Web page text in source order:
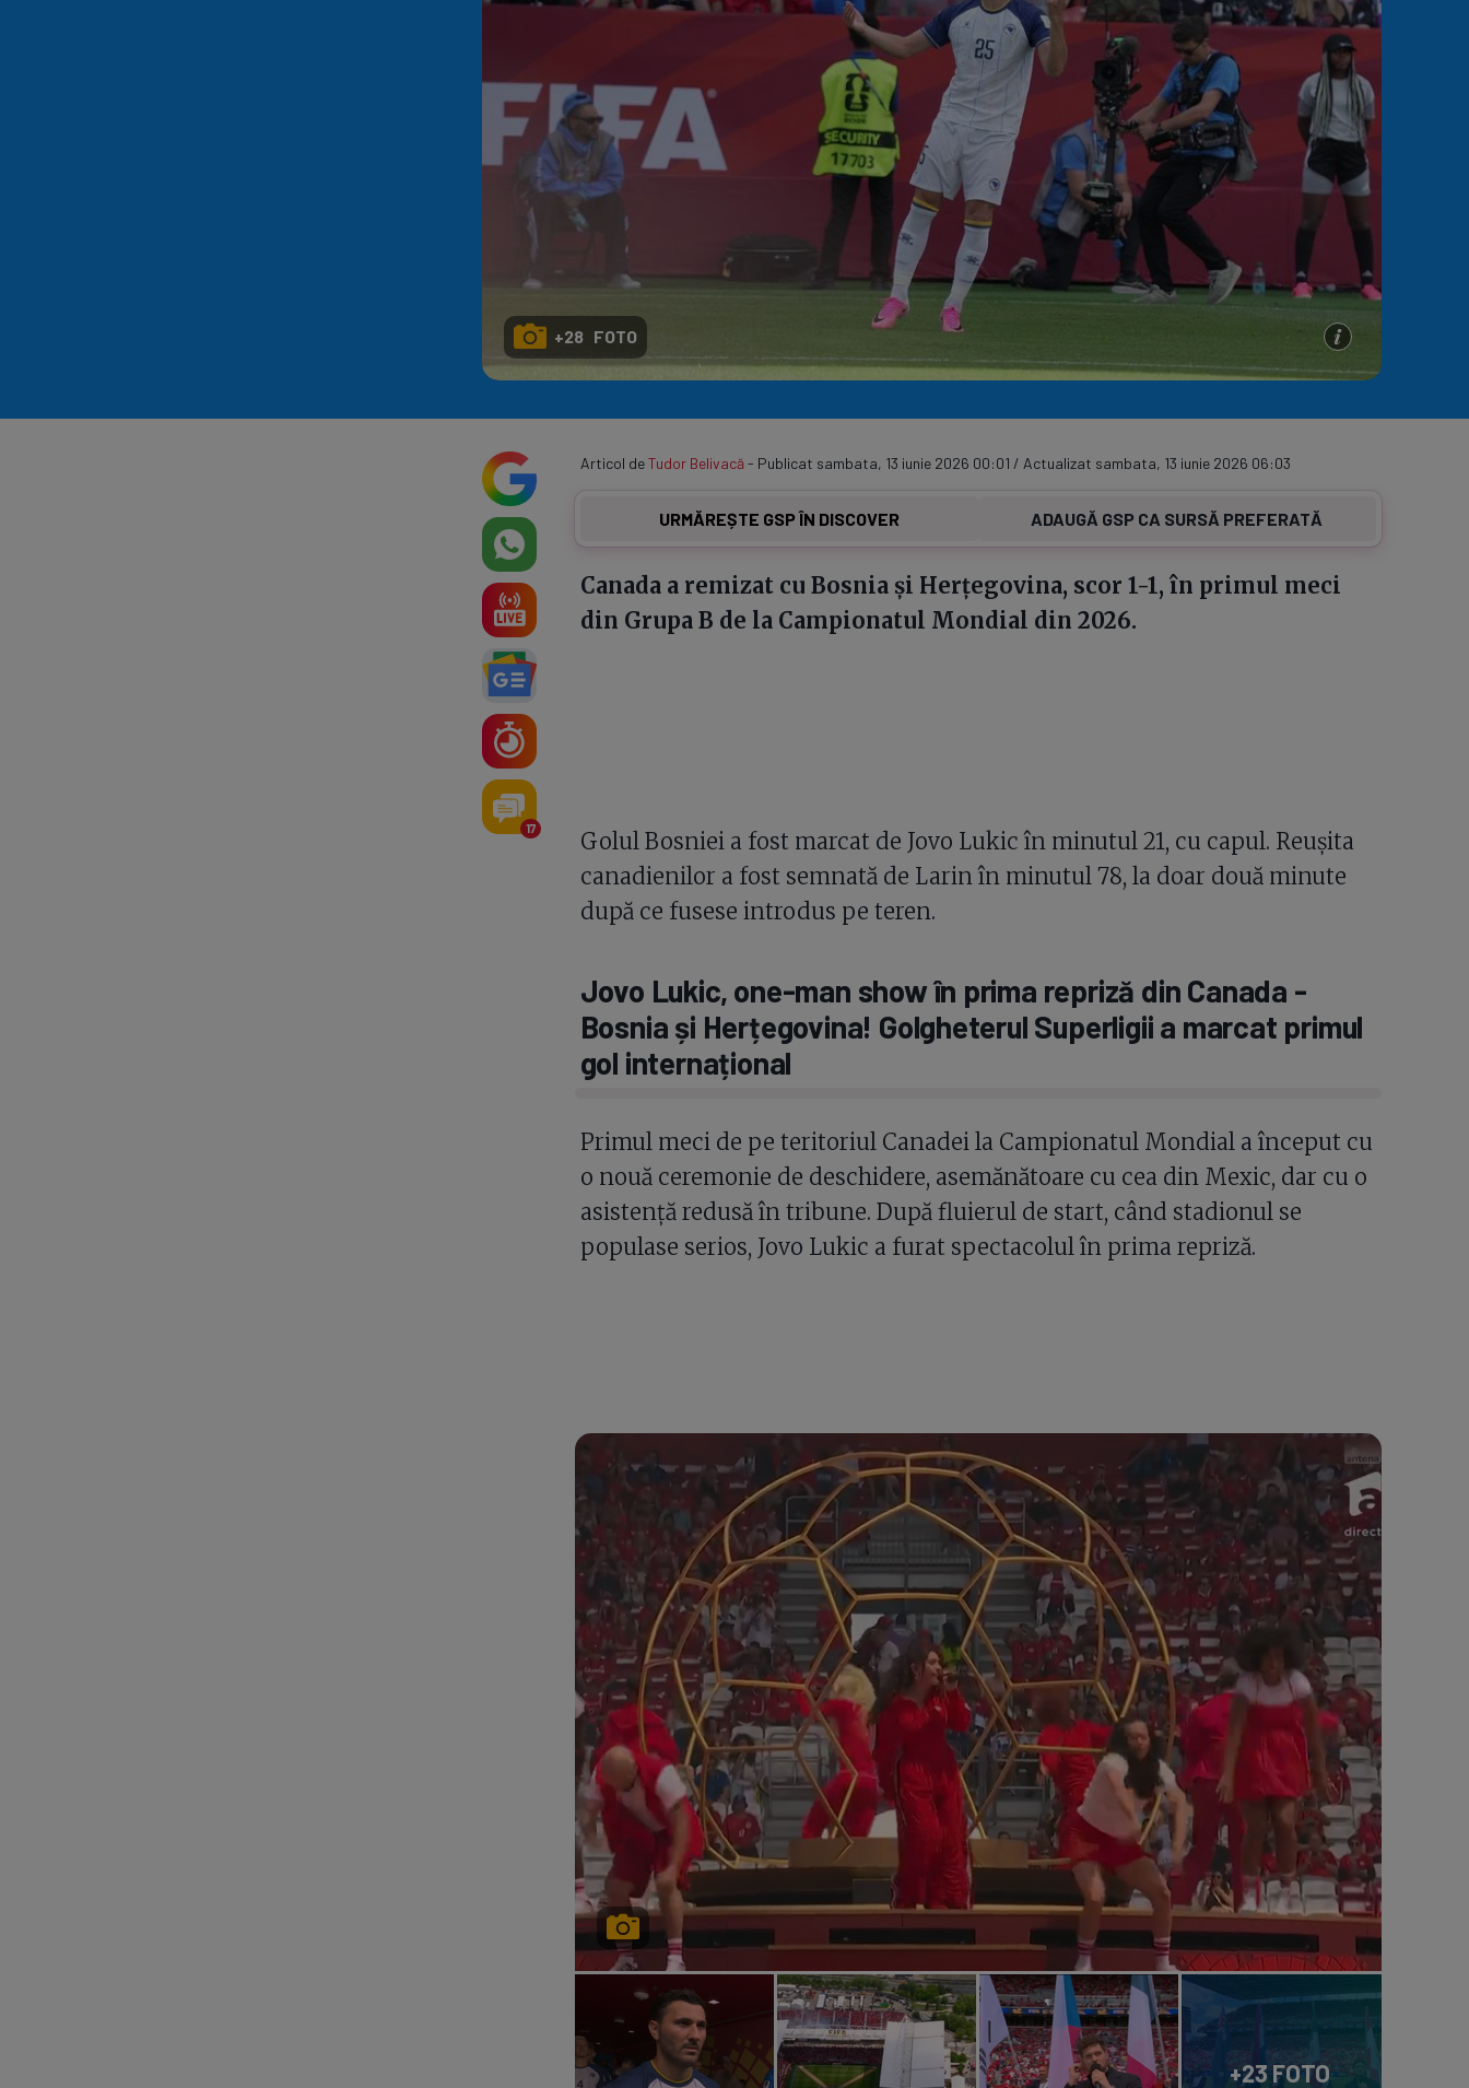
Serie A
Echipe Meciuri Clasament
+28 FOTO
17
Articol deTudor Belivacă- Publicat sambata, 13 iunie 2026 00:01 / Actualizat sambata, 13 iunie 2026 06:03
URMĂREȘTE GSP ÎN DISCOVER ADAUGĂ GSP CA SURSĂ PREFERATĂ
Canada a remizat cu Bosnia și Herțegovina, scor 1-1, în primul meci
din Grupa B de la Campionatul Mondial din 2026.
Golul Bosniei a fost marcat de Jovo Lukic în minutul 21, cu capul. Reușita
canadienilor a fost semnată de Larin în minutul 78, la doar două minute
după ce fusese introdus pe teren.
Jovo Lukic, one-man show în prima repriză din Canada -
Bosnia și Herțegovina! Golgheterul Superligii a marcat primul
gol internațional
Primul meci de pe teritoriul Canadei la Campionatul Mondial a început cu
o nouă ceremonie de deschidere, asemănătoare cu cea din Mexic, dar cu o
asistență redusă în tribune. După fluierul de start, când stadionul se
populase serios, Jovo Lukic a furat spectacolul în prima repriză.
+23 FOTO